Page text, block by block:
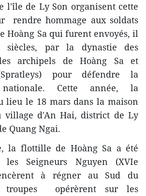
l'île de Ly Son organisent cette
rendre hommage aux soldats
Hoàng Sa qui furent envoyés, il
par la dynastie des
archipels de Hoàng Sa et
pour défendre la
nationale. Cette année, la
lieu le 18 mars dans la maison
village d'An Hai, district de Ly
Quang Ngai.
la flottille de Hoàng Sa a été
les Seigneurs Nguyen (XVIe
à régner au Sud du
troupes opérèrent sur les